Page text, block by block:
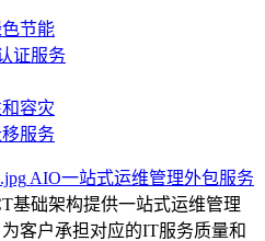
节能
证服务
容灾
服务
AIO一站式运维管理外包服务
基础架构提供一站式运维管理
客户承担对应的IT服务质量和